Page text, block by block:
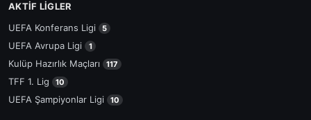
AKTIF LIGLER
UEFA Konferans Ligi
5
UEFA Avrupa Ligi 1
Kulüp Hazırlık Maçları 117
TFF 1. Lig 10
UEFA Şampiyonlar Ligi 10